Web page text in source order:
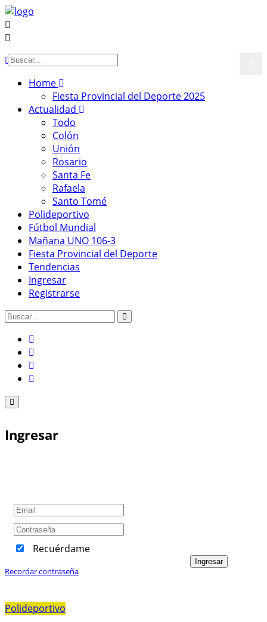
Home
Fiesta Provincial del Deporte 2025
Actualidad
Todo
Colón
Unión
Rosario
Santa Fe
Rafaela
Santo Tomé
Polideportivo
Fútbol Mundial
Mañana UNO 106-3
Fiesta Provincial del Deporte
Tendencias
Ingresar
Registrarse
Ingresar
Recuérdame
Ingresar
Recordar contraseña
Polideportivo